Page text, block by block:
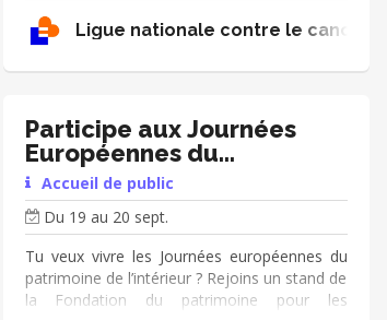
les risques des conséquences d'un cancer du
sein. Le message de promotion du dépistage
générale ! 📢Mise en place d'actions
favorisant la visibilité de la Ligue et la collecte
❤Envie de s’investir au sein d’une équipe 😁
Bonne humeur 💡Un peu de logistique
Rejoignez-nous!
Ligue nationale contre le cancer 80
Participe aux Journées
Européennes du
Patrimoine!
Accueil de public
Du 19 au 20 sept.
Tu veux vivre les Journées européennes du
patrimoine de l’intérieur ? Rejoins un stand de
la Fondation du patrimoine pour les